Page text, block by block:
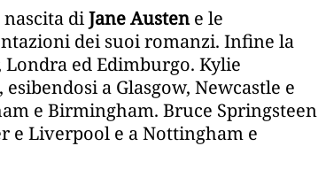
diJane Austene le
dei suoi romanzi. Infine la
Londra ed Edimburgo. Kylie
a Glasgow, Newcastle e
e Birmingham. Bruce Springsteen
e Liverpool e a Nottingham e